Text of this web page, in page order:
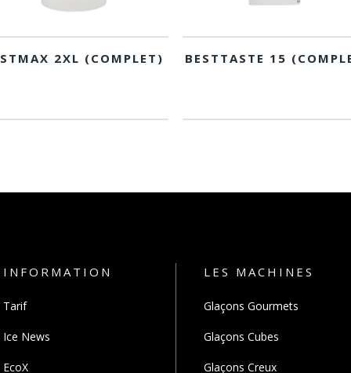
2XL (COMPLET) BESTTASTE 15
INFORMATION
Tarif
Ice News
EcoX
LES MACHINES
Glaçons Gourmets
Glaçons Cubes
Glaçons Creux